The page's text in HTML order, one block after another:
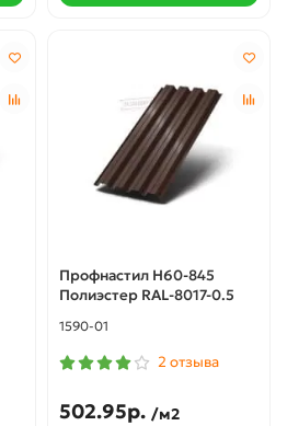
Профнастил Н60-845
Полиэстер RAL-8017-0.5
1590-01
2 отзыва
502.95р. /м2